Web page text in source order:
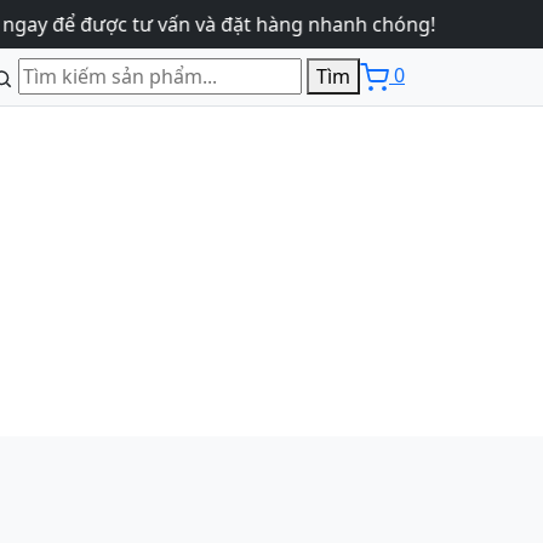
để được tư vấn và đặt hàng nhanh chóng!
Tìm
0